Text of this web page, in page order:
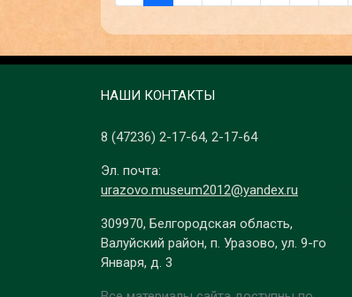
НАШИ КОНТАКТЫ
8 (47236) 2-17-64, 2-17-64
Эл. почта:
urazovo.museum2012@yandex.ru
309970, Белгородская область,
Валуйский район, п. Уразово, ул. 9-го
Января, д. 3